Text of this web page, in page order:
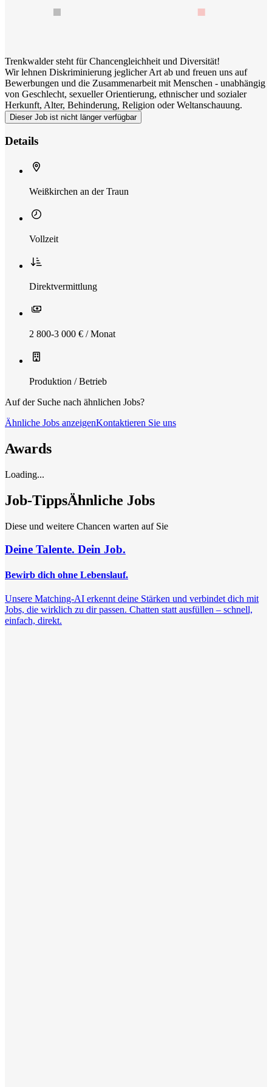
Trenkwalder steht für Chancengleichheit und Diversität!
Wir lehnen Diskriminierung jeglicher Art ab und freuen uns auf
Bewerbungen und die Zusammenarbeit mit Menschen - unabhängig
von Geschlecht, sexueller Orientierung, ethnischer und sozialer
Herkunft, Alter, Behinderung, Religion oder Weltanschauung.
Dieser Job ist nicht länger verfügbar
Details
Weißkirchen an der Traun
Vollzeit
Direktvermittlung
2 800-3 000 € / Monat
Produktion / Betrieb
Auf der Suche nach ähnlichen Jobs?
Ähnliche Jobs anzeigenKontaktieren Sie uns
Awards
Loading...
Job-TippsÄhnliche Jobs
Diese und weitere Chancen warten auf Sie
Deine Talente. Dein Job.
Bewirb dich ohne Lebenslauf.
Unsere Matching-AI erkennt deine Stärken und verbindet dich mit
Jobs, die wirklich zu dir passen. Chatten statt ausfüllen – schnell,
einfach, direkt.